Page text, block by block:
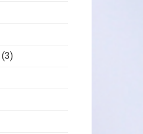
(3)